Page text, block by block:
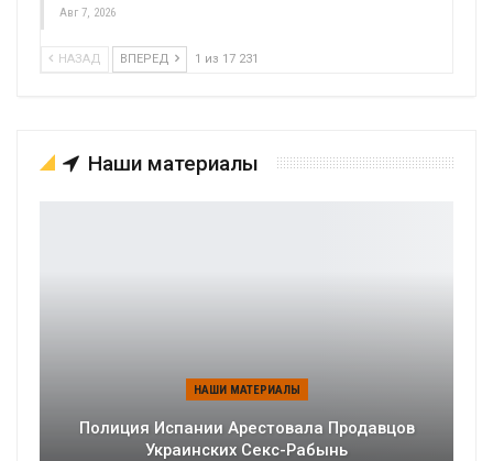
Авг 7, 2026
НАЗАД ВПЕРЕД 1 из 17 231
Наши материалы
НАШИ МАТЕРИАЛЫ
Полиция Испании Арестовала Продавцов
Украинских Секс-Рабынь